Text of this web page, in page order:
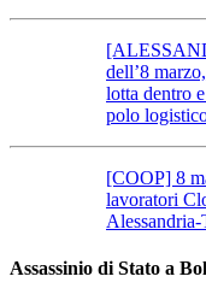
dell’8
lotta dentro
polo
[COOP] 8
lavoratori
Alessandria-
Assassinio di Stato a